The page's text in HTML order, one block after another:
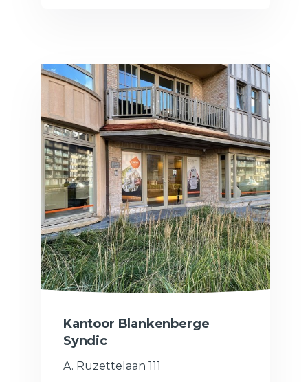
Kantoor Blankenberge
Syndic
A. Ruzettelaan 111